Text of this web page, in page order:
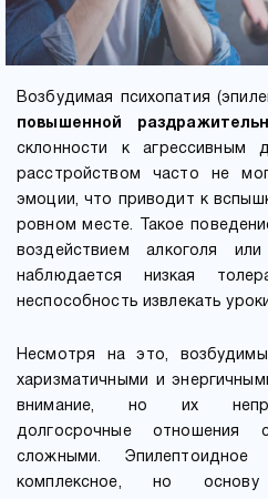
Возбудимая психопатия
повышенной
склонности к агрессивным
расстройством часто не
эмоции, что приводит к
ровном месте. Такое
воздействием алкоголя
наблюдается низкая
неспособность извлекать
Несмотря на это,
харизматичными и
внимание, но их
долгосрочные отношения
сложными.
комплексное, но